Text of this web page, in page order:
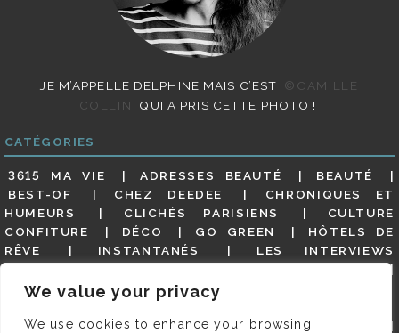
We value your privacy
We use cookies to enhance your browsing
JE M’APPELLE DELPHINE MAIS C’EST
©CAMILLE
COLLIN
QUI A PRIS CETTE PHOTO !
CATÉGORIES
3615 MA VIE ADRESSES BEAUTÉ
BEAUTÉ
BEST-OF
CHEZ DEEDEE
CHRONIQUES ET
HUMEURS
CLICHÉS PARISIENS
CULTURE
CONFITURE
DÉCO GO GREEN
HÔTELS DE
RÊVE
INSTANTANÉS
LES INTERVIEWS
MES ADRESSES
MODE NON CLASSÉ
GUIDE
PARIS EN PHOTOS RESTAURANTS